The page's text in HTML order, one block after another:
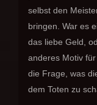
selbst den
bringen. War es
das liebe Geld,
anderes Motiv
die Frage, was
dem Toten zu